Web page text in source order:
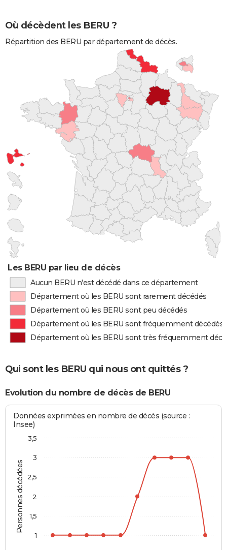
Où décèdent les BERU ?
Répartition des BERU par département de décès.
Les BERU par lieu de décès
Aucun BERU n'est décédé dans ce département
Département où les BERU sont rarement décédés
Département où les BERU sont peu décédés
Département où les BERU sont fréquemment décédés
Département où les BERU sont très fréquemment
Qui sont les BERU qui nous ont quittés ?
Evolution du nombre de décès de BERU
Personnes décédées
Données exprimées en nombre de décès (source :
Insee)
1
1,5
2
2,5
3
3,5